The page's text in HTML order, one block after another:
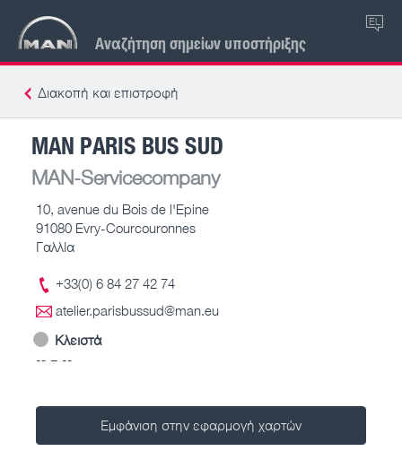
Αναζήτηση σημείων υποστήριξης
EL
Διακοπή και επιστροφή
MAN PARIS BUS SUD
MAN-Servicecompany
10, avenue du Bois de l'Epine
91080 Evry-Courcouronnes
Γαλλία
+33(0) 6 84 27 42 74
atelier.parisbussud@man.eu
Κλειστά
-- – --
Εμφάνιση στην εφαρμογή χαρτών